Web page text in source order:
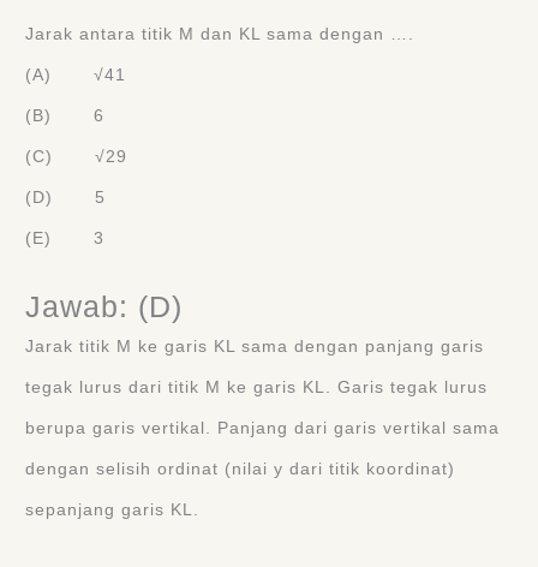
Jarak antara titik M dan KL sama dengan ….
(A) √41
(B) 6
(C) √29
(D) 5
(E) 3
Jawab: (D)
Jarak titik M ke garis KL sama dengan panjang garis
tegak lurus dari titik M ke garis KL. Garis tegak lurus
berupa garis vertikal. Panjang dari garis vertikal sama
dengan selisih ordinat (nilai y dari titik koordinat)
sepanjang garis KL.